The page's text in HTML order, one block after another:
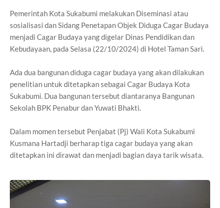
Pemerintah Kota Sukabumi melakukan Diseminasi atau
sosialisasi dan Sidang Penetapan Objek Diduga Cagar Budaya
menjadi Cagar Budaya yang digelar Dinas Pendidikan dan
Kebudayaan, pada Selasa (22/10/2024) di Hotel Taman Sari.
Ada dua bangunan diduga cagar budaya yang akan dilakukan
penelitian untuk ditetapkan sebagai Cagar Budaya Kota
Sukabumi. Dua bangunan tersebut diantaranya Bangunan
Sekolah BPK Penabur dan Yuwati Bhakti.
Dalam momen tersebut Penjabat (Pj) Wali Kota Sukabumi
Kusmana Hartadji berharap tiga cagar budaya yang akan
ditetapkan ini dirawat dan menjadi bagian daya tarik wisata.